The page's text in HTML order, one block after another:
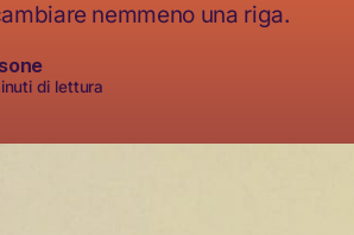
nemmeno una riga.
di lettura